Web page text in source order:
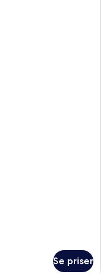
Se priser